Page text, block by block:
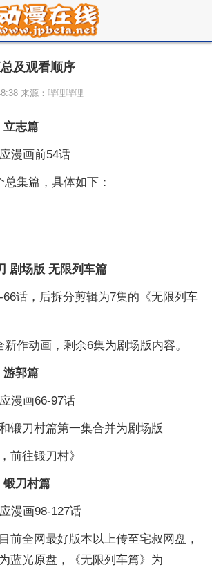
及观看顺序
来源：哔哩哔哩
立志篇
漫画前54话
总集篇，具体如下：
剧场版 无限列车篇
话，后拆分剪辑为7集的《无限列车
作动画，剩余6集为剧场版内容。
游郭篇
漫画66-97话
锻刀村篇第一集合并为剧场版
前往锻刀村》
锻刀村篇
漫画98-127话
前全网最好版本以上传至宅叔网盘，
蓝光原盘，《无限列车篇》为